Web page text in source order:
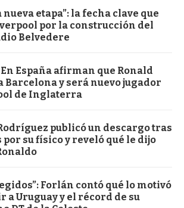
etapa”: la fecha clave que
por la construcción del
Belvedere
En España afirman que Ronald
Barcelona y será nuevo jugador
de Inglaterra
publicó un descargo tras
su físico y reveló qué le dijo
Forlán contó qué lo motivó
a Uruguay y el récord de su